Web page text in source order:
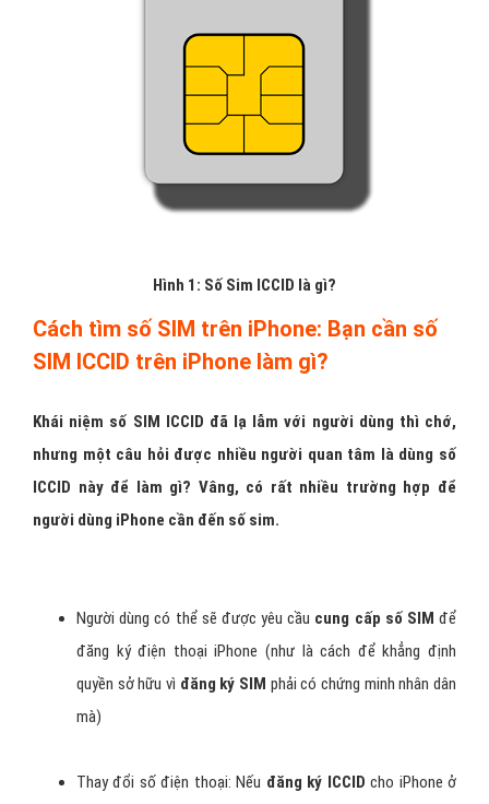
Hình 1: Số Sim ICCID là gì?
Cách tìm số SIM trên iPhone: Bạn cần số
SIM ICCID trên iPhone làm gì?
Khái niệm số SIM ICCID đã lạ lẫm với người dùng thì chớ,
nhưng một câu hỏi được nhiều người quan tâm là dùng số
ICCID này để làm gì? Vâng, có rất nhiều trường hợp để
người dùng iPhone cần đến số sim.
Người dùng có thể sẽ được yêu cầu cung cấp số SIM để
đăng ký điện thoại iPhone (như là cách để khẳng định
quyền sở hữu vì đăng ký SIM phải có chứng minh nhân dân
mà)
Thay đổi số điện thoại: Nếu đăng ký ICCID cho iPhone ở